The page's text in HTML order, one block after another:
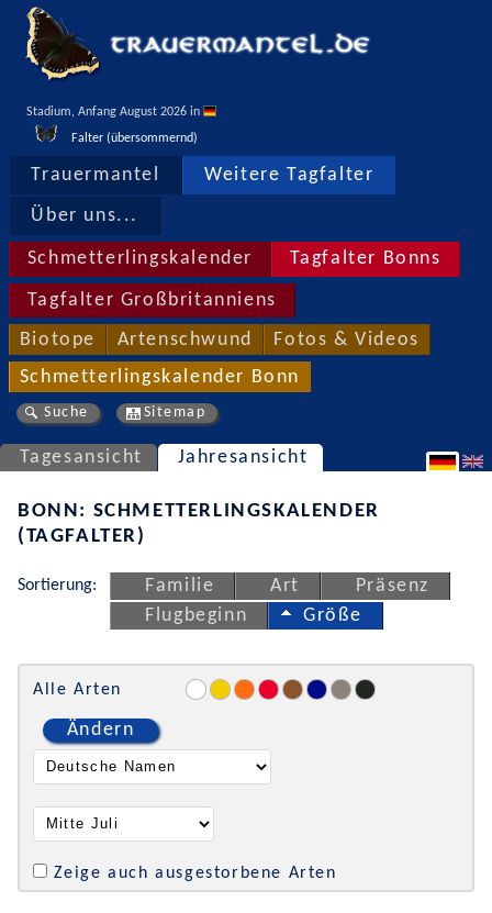
Stadium, Anfang August 2026 in
Falter (übersommernd)
Trauermantel Weitere Tagfalter
Über uns...
Schmetterlingskalender Tagfalter Bonns
Tagfalter Großbritanniens
Biotope Artenschwund Fotos & Videos
Schmetterlingskalender Bonn
Suche Sitemap
Tagesansicht Jahresansicht
BONN: SCHMETTERLINGSKALENDER
(TAGFALTER)
Sortierung: Familie Art
Präsenz
Flugbeginn
Größe
Alle Arten
Ändern
Zeige auch ausgestorbene Arten